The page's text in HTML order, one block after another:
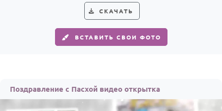
СКАЧАТЬ
ВСТАВИТЬ СВОИ ФОТО
Поздравление с Пасхой видео открытка